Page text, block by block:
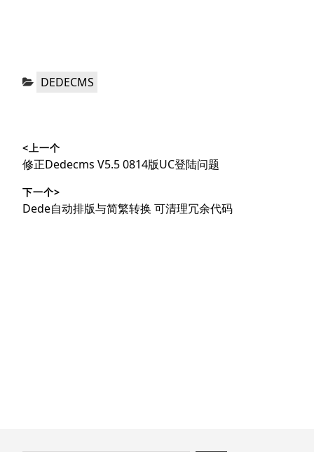
分
DEDECMS
章
导
航
<上一个
上
文
章：
修正Dedecms V5.5 0814版UC登陆问题
下一个>
下
Dede自动排版与简繁转换 可清理冗余代码